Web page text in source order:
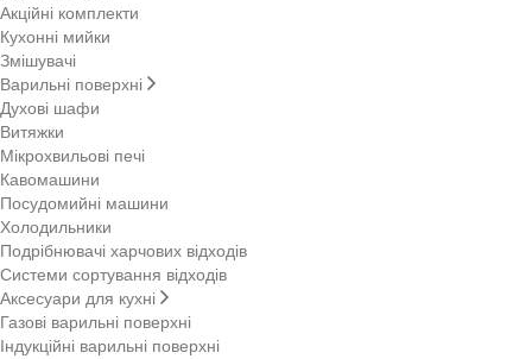
Акційні комплекти
Кухонні мийки
Змішувачі
Варильні поверхні
Духові шафи
Витяжки
Мікрохвильові печі
Кавомашини
Посудомийні машини
Холодильники
Подрібнювачі харчових відходів
Системи сортування відходів
Аксесуари для кухні
Газові варильні поверхні
Індукційні варильні поверхні